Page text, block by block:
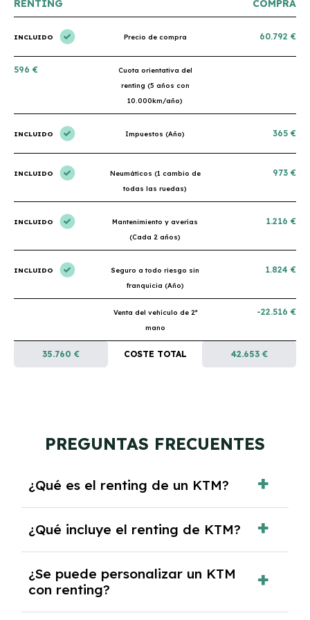
RENTING COMPRA
INCLUIDO Precio de compra 60.792 €
596 €
Cuota orientativa del
renting (5 años con
10.000km/año)
INCLUIDO Impuestos (Año) 365 €
INCLUIDO
Neumáticos (1 cambio de
todas las ruedas)
973 €
INCLUIDO
Mantenimiento y averías
(Cada 2 años)
1.216 €
INCLUIDO
Seguro a todo riesgo sin
franquicia (Año)
1.824 €
Venta del vehículo de 2ª
mano
-22.516 €
35.760 € COSTE TOTAL 42.653 €
PREGUNTAS FRECUENTES
¿Qué es el renting de un KTM?
alquiler a largo plazo en el que pagas una
cuota mensual fija por el uso del coche
durante un periodo determinado,
generalmente entre 2 y 5 años.
¿Qué incluye el renting de KTM?
seguro a todo riesgo, mantenimiento,
reparaciones, impuestos, asistencia en
carretera y gestión de la documentación.
¿Se puede personalizar un KTM
con renting?